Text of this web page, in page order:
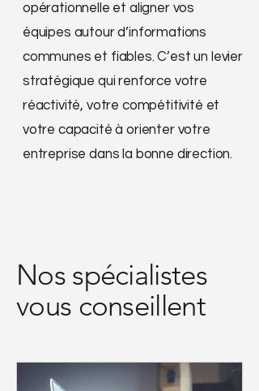
opérationnelle et aligner vos
équipes autour d’informations
communes et fiables. C’est un levier
stratégique qui renforce votre
réactivité, votre compétitivité et
votre capacité à orienter votre
entreprise dans la bonne direction.
Nos spécialistes
vous conseillent